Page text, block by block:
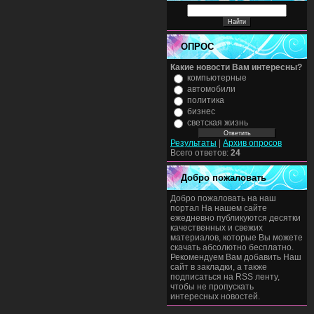
ОПРОС
Какие новости Вам интересны?
компьютерные
автомобили
политика
бизнес
светская жизнь
Результаты
Архив опросов
Всего ответов: 24
Добро пожаловать
Добро пожаловать на наш
портал На нашем сайте
ежедневно публикуются десятки
качественных и свежих
материалов, которые Вы можете
скачать абсолютно бесплатно.
Рекомендуем Вам добавить Наш
сайт в закладки, а также
подписаться на RSS ленту,
чтобы не пропускать
интересных новостей.